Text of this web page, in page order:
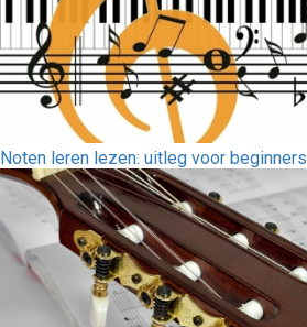
Noten leren lezen: uitleg voor beginners